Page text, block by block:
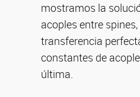
mostramos la
acoples entre
transferencia
constantes de
última.